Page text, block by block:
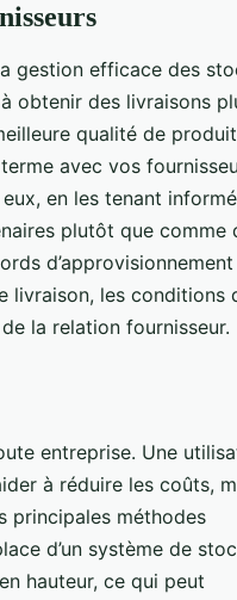
gestion efficace des
obtenir des livraisons
qualité de
avec vos
en les tenant
plutôt que comme
livraison, les conditions
la relation fournisseur.
entreprise. Une
à réduire les coûts,
principales méthodes
d’un système de
hauteur, ce qui peut